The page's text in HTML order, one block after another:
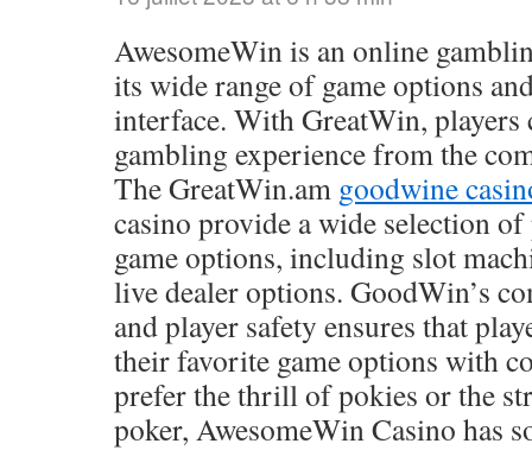
AwesomeWin is an online
its wide range of game options
interface. With GreatWin, players
gambling experience from the
The GreatWin.am goodwine
casino provide a wide selection
game options, including slot
live dealer options. GoodWin’s
and player safety ensures that
their favorite game options with
prefer the thrill of pokies or the
poker, AwesomeWin Casino has